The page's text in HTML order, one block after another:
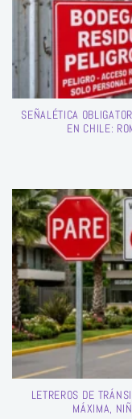
SEÑALÉTICA
EN CHILE:
LETREROS DE
MÁXIMA,